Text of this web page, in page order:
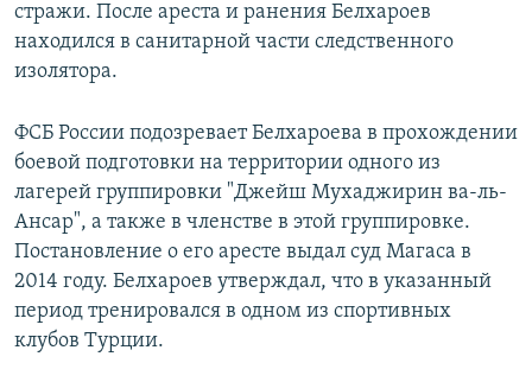
стражи. После ареста и ранения Белхароев
находился в санитарной части следственного
изолятора.
ФСБ России подозревает Белхароева в прохождении
боевой подготовки на территории одного из
лагерей группировки "Джейш Мухаджирин ва-ль-
Ансар", а также в членстве в этой группировке.
Постановление о его аресте выдал суд Магаса в
2014 году. Белхароев утверждал, что в указанный
период тренировался в одном из спортивных
клубов Турции.